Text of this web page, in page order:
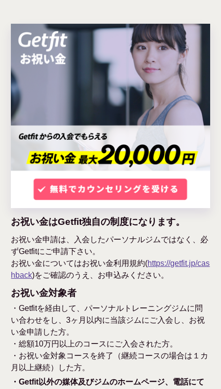
お祝い金はGetfit独自の制度になります。
お祝い金申請は、入会したパーソナルジムではなく、必
ずGetfitにご申請下さい。
お祝い金についてはお祝い金利用規約(https://getfit.jp/cas
hback)をご確認のうえ、お申込みください。
お祝い金対象者
・Getfitを経由して、パーソナルトレーニングジムに問
い合わせをし、3ヶ月以内に当該ジムにご入会し、お祝
い金申請した方。
・総額10万円以上のコースにご入会された方。
・お祝い金対象コースを終了（継続コースの場合は１カ
月以上継続）した方。
・Getfit以外の媒体及びジムのホームページ、電話にて